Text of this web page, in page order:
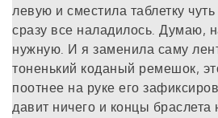
левую и сместила таблетку
сразу все наладилось. Думаю,
нужную. И я заменила саму
тоненький коданый ремешок,
поотнее на руке его
давит ничего и концы